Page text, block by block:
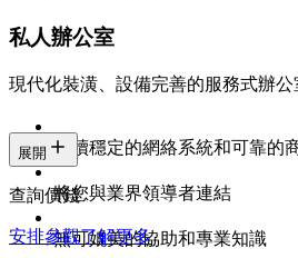
私人辦公室
現代化裝潢、設備完善的服務式辦公
持續穩定的網絡系統和可靠的
將您與業界領導者連結
無可媲美的協助和專業知識
展開
查詢價錢
安排參觀了解更多